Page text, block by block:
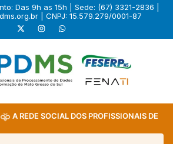
Das 9h as 15h | Sede: (67) 3321-2836 |
| CNPJ: 15.579.279/0001-87
A REDE SOCIAL DOS PROFISSIONAIS DE